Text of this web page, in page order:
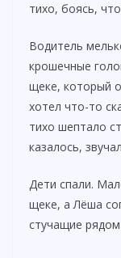
тихо, боясь,
Водитель
крошечные
щеке, который
хотел что-то
тихо шептало
казалось,
Дети спали.
щеке, а Лёша
стучащие